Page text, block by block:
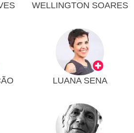
WELLINGTON SOARES
LUANA SENA